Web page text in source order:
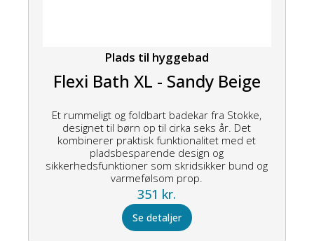
Plads til hyggebad
Flexi Bath XL - Sandy Beige
Et rummeligt og foldbart badekar fra Stokke,
designet til børn op til cirka seks år. Det
kombinerer praktisk funktionalitet med et
pladsbesparende design og
sikkerhedsfunktioner som skridsikker bund og
varmefølsom prop.
351 kr.
Se detaljer